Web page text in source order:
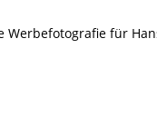
für